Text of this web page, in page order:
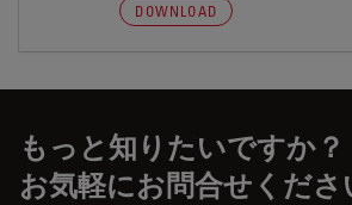
DOWNLOAD
もっと知りたいですか？
お気軽にお問合せくださ